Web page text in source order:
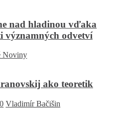
nad hladinou vďaka
významných odvetví
Noviny
ako teoretik
Vladimír Bačišin